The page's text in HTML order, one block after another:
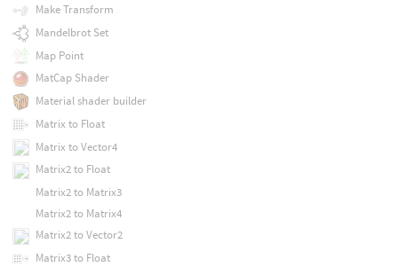
Make Transform
Mandelbrot Set
Map Point
MatCap Shader
Material shader builder
Matrix to Float
Matrix to Vector4
Matrix2 to Float
Matrix2 to Matrix3
Matrix2 to Matrix4
Matrix2 to Vector2
Matrix3 to Float